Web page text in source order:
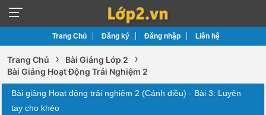
Trang Chủ Đăng ký Đăng nhập Liên hệ
Trang Chủ › Bài Giảng Lớp 2 ›
Bài Giảng Hoạt Động Trải Nghiệm 2
Bài giảng Hoạt động trải nghiệm 2 (Cánh diều) - Bài 3: Luyện
tay cho khéo